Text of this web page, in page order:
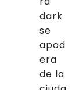
dark
se
apod
era
de la